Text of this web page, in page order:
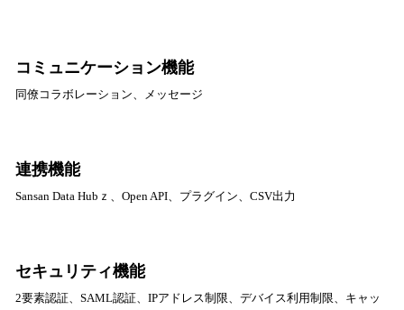
コミュニケーション機能
同僚コラボレーション、メッセージ
連携機能
Sansan Data Hubｚ、Open API、プラグイン、CSV出力
セキュリティ機能
2要素認証、SAML認証、IPアドレス制限、デバイス利用制限、キャッ